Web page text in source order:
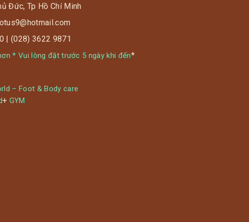
Đức, Tp Hồ Chí Minh
| (028) 3622 9871
* Vui lòng đặt trước 5 ngày khi đến*
– Foot & Body care
+ GYM